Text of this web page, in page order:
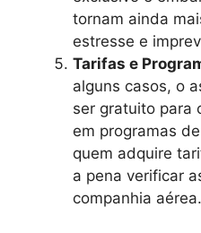
tornam ainda
estresse e
Tarifas e
alguns casos, o
ser gratuito para
em programas
quem adquire
a pena verificar
companhia aérea.